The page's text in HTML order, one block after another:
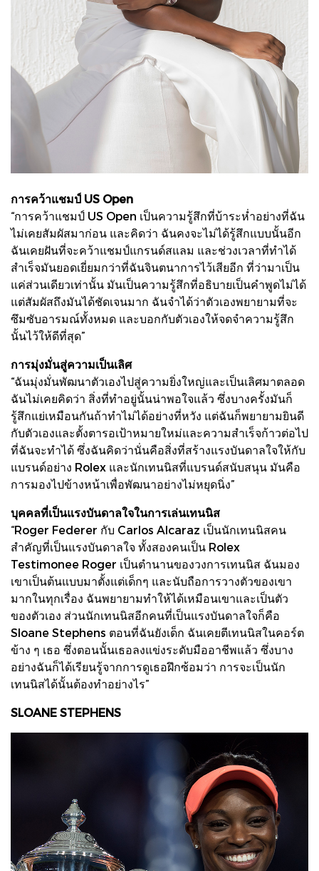
การคว้าแชมป์ US Open
“การคว้าแชมป์ US Open เป็นความรู้สึกที่บ้าระห่ำอย่างที่ฉัน
ไม่เคยสัมผัสมาก่อน และคิดว่า ฉันคงจะไม่ได้รู้สึกแบบนั้นอีก
ฉันเคยฝันที่จะคว้าแชมป์แกรนด์สแลม และช่วงเวลาที่ทำได้
สำเร็จมันยอดเยี่ยมกว่าที่ฉันจินตนาการไว้เสียอีก ที่ว่ามาเป็น
แค่ส่วนเดียวเท่านั้น มันเป็นความรู้สึกที่อธิบายเป็นคำพูดไม่ได้
แต่สัมผัสถึงมันได้ชัดเจนมาก ฉันจำได้ว่าตัวเองพยายามที่จะ
ซึมซับอารมณ์ทั้งหมด และบอกกับตัวเองให้จดจำความรู้สึก
นั้นไว้ให้ดีที่สุด”
การมุ่งมั่นสู่ความเป็นเลิศ
“ฉันมุ่งมั่นพัฒนาตัวเองไปสู่ความยิ่งใหญ่และเป็นเลิศมาตลอด
ฉันไม่เคยคิดว่า สิ่งที่ทำอยู่นั้นน่าพอใจแล้ว ซึ่งบางครั้งมันก็
รู้สึกแย่เหมือนกันถ้าทำไม่ได้อย่างที่หวัง แต่ฉันก็พยายามยินดี
กับตัวเองและตั้งตารอเป้าหมายใหม่และความสำเร็จก้าวต่อไป
ที่ฉันจะทำได้ ซึ่งฉันคิดว่านั่นคือสิ่งที่สร้างแรงบันดาลใจให้กับ
แบรนด์อย่าง Rolex และนักเทนนิสที่แบรนด์สนับสนุน มันคือ
การมองไปข้างหน้าเพื่อพัฒนาอย่างไม่หยุดนิ่ง”
บุคคลที่เป็นแรงบันดาลใจในการเล่นเทนนิส
“Roger Federer กับ Carlos Alcaraz เป็นนักเทนนิสคน
สำคัญที่เป็นแรงบันดาลใจ ทั้งสองคนเป็น Rolex
Testimonee Roger เป็นตำนานของวงการเทนนิส ฉันมอง
เขาเป็นต้นแบบมาตั้งแต่เด็กๆ และนับถือการวางตัวของเขา
มากในทุกเรื่อง ฉันพยายามทำให้ได้เหมือนเขาและเป็นตัว
ของตัวเอง ส่วนนักเทนนิสอีกคนที่เป็นแรงบันดาลใจก็คือ
Sloane Stephens ตอนที่ฉันยังเด็ก ฉันเคยตีเทนนิสในคอร์ต
ข้าง ๆ เธอ ซึ่งตอนนั้นเธอลงแข่งระดับมืออาชีพแล้ว ซึ่งบาง
อย่างฉันก็ได้เรียนรู้จากการดูเธอฝึกซ้อมว่า การจะเป็นนัก
เทนนิสได้นั้นต้องทำอย่างไร”
SLOANE STEPHENS